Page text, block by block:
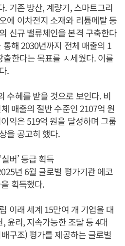
. 기존 방산, 계량기, 스마트그리
에 이차전지 소재와 리튬메탈 등
신규 밸류체인을 본격 구축한다
해 2030년까지 전체 매출의 1
한다는 목표를 ㅅ세웠다. 이를
.
수혜를 받을 것으로 보인다. 비
매출의 절반 수준인 2107억 원
익은 519억 원을 달성하며 그룹
을 공고히 했다.
버’ 등급 획득
년 6월 글로벌 평가기관 에코
획득했다.
이래 세계 15만여 개 기업을 대
윤리, 지속가능한 조달 등 4대
배구조) 평가를 제공하는 글로벌